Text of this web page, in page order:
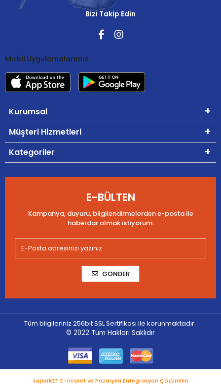
Bizi Takip Edin
Mobil Uygulamalarımız
Kurumsal
Müşteri Hizmetleri
Kategoriler
E-BÜLTEN
Kampanya, duyuru, bilgilendirmelerden e-posta ile
haberdar olmak istiyorum.
GÖNDER
Tüm bilgileriniz 256bit SSL Sertifikası ile korunmaktadır.
© 2022 Tüm Hakları Saklıdır
superKET E-ticaret ve Pazaryeri Entegrasyon Çözümleri